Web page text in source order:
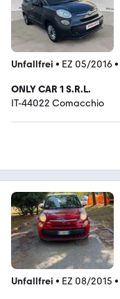
Unfallfrei • EZ 05/2016•
ONLY CAR 1 S.R.L.
IT-44022 Comacchio
Unfallfrei • EZ 08/2015 •